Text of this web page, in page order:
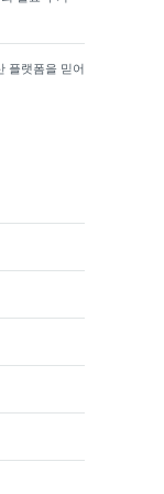
플랫폼을 믿어